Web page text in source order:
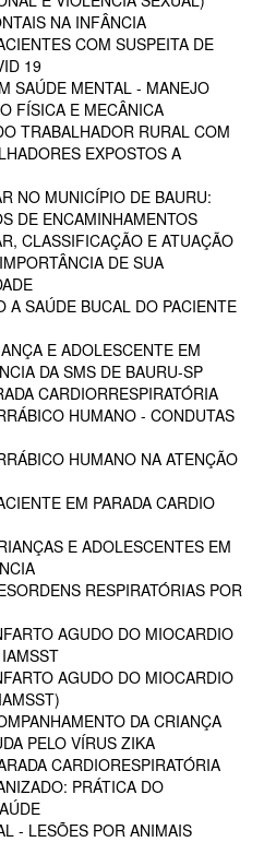
NA INFÂNCIA
COM SUSPEITA DE
19
SAÚDE MENTAL - MANEJO
FÍSICA E MECÂNICA
TRABALHADOR RURAL COM
EXPOSTOS A
NO MUNICÍPIO DE BAURU:
DE ENCAMINHAMENTOS
CLASSIFICAÇÃO E ATUAÇÃO
DE SUA
A SAÚDE BUCAL DO PACIENTE
E ADOLESCENTE EM
DA SMS DE BAURU-SP
CARDIORRESPIRATÓRIA
HUMANO - CONDUTAS
HUMANO NA ATENÇÃO
EM PARADA CARDIO
E ADOLESCENTES EM
RESPIRATÓRIAS POR
AGUDO DO MIOCARDIO
AGUDO DO MIOCARDIO
DA CRIANÇA
PELO VÍRUS ZIKA
CARDIORESPIRATÓRIA
PRÁTICA DO
- LESÕES POR ANIMAIS